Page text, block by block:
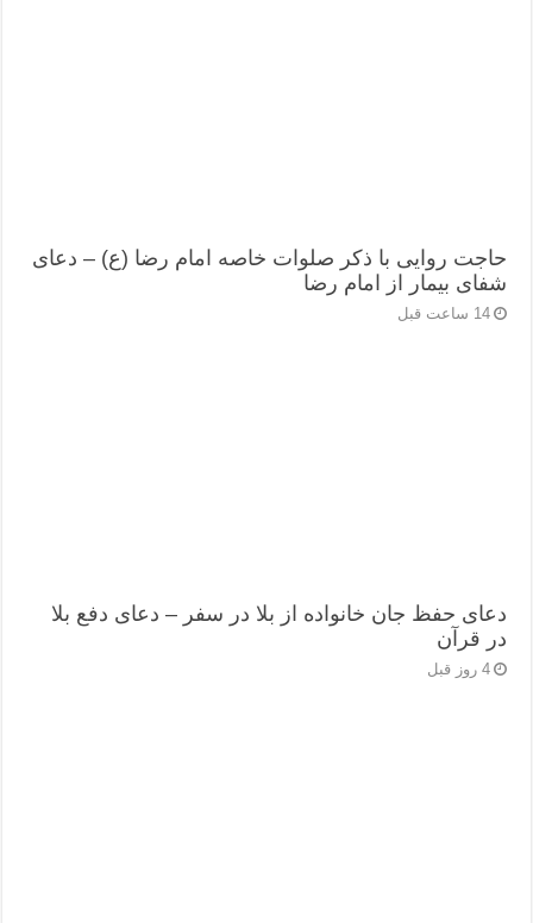
حاجت روایی با ذکر صلوات خاصه امام رضا (ع) – دعای
شفای بیمار از امام رضا
14 ساعت قبل
دعای حفظ جان خانواده از بلا در سفر – دعای دفع بلا
در قرآن
4 روز قبل